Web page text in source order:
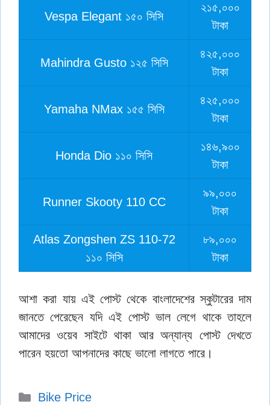
Vespa Elegant ১৫০ সিসি
২১৫,০০০
টাকা
Mahindra Gusto ১২৫ সিসি
৪২৫,০০০
টাকা
Yamaha NMax ১৫৫ সিসি
৪২৫,০০০
টাকা
Honda Dio ১১০ সিসি
১৪৬,৯০০
টাকা
Runner Skooty 110 CC
৯৯,০০০
টাকা
Atlas Zongshen ZS 110-72
১১০ সিসি
৮৯,০০০
টাকা
আশা করা যায় এই পোস্ট থেকে বাংলাদেশের স্কুটারের দাম
জানতে পেরেছেন যদি এই পোস্ট ভাল লেগে থাকে তাহলে
আমাদের ওয়েব সাইটে থাকা আর অন্যান্য পোস্ট দেখতে
পারেন হয়তো আপনাদের কাছে ভালো লাগতে পারে।
Categories
Bike Price